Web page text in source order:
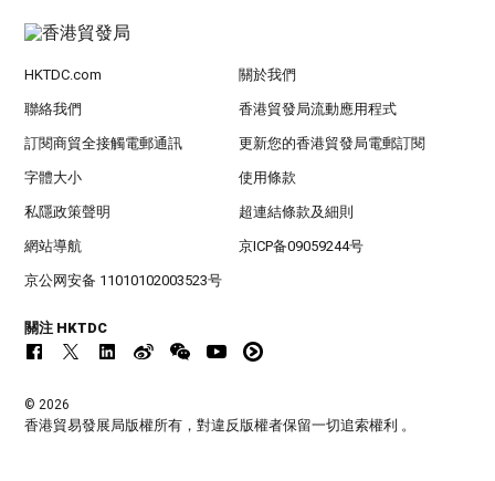
HKTDC.com 關於我們
聯絡我們 香港貿發局流動應用程式
訂閱商貿全接觸電郵通訊 更新您的香港貿發局電郵訂閱
字體大小 使用條款
私隱政策聲明 超連結條款及細則
網站導航 京ICP备09059244号
京公网安备 11010102003523号
關注 HKTDC
© 2026
香港貿易發展局版權所有，對違反版權者保留一切追索權利 。